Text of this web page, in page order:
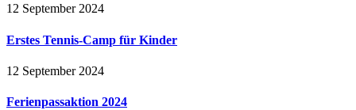
12 September 2024
Erstes Tennis-Camp für Kinder
12 September 2024
Ferienpassaktion 2024